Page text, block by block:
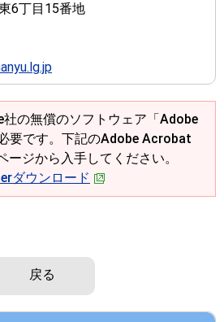
6丁目15番地
社の無償のソフトウェア「Adobe
要です。下記のAdobe Acrobat
ージから入手してください。
ダウンロード
戻る